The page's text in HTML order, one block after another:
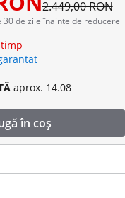
2.449,00 RON
de zile înainte de reducere
aprox. 14.08
în coș